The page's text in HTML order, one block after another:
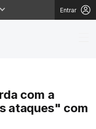
Entrar
com a
ataques" com